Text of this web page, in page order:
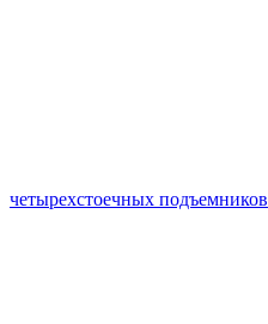
четырехстоечных подъемников